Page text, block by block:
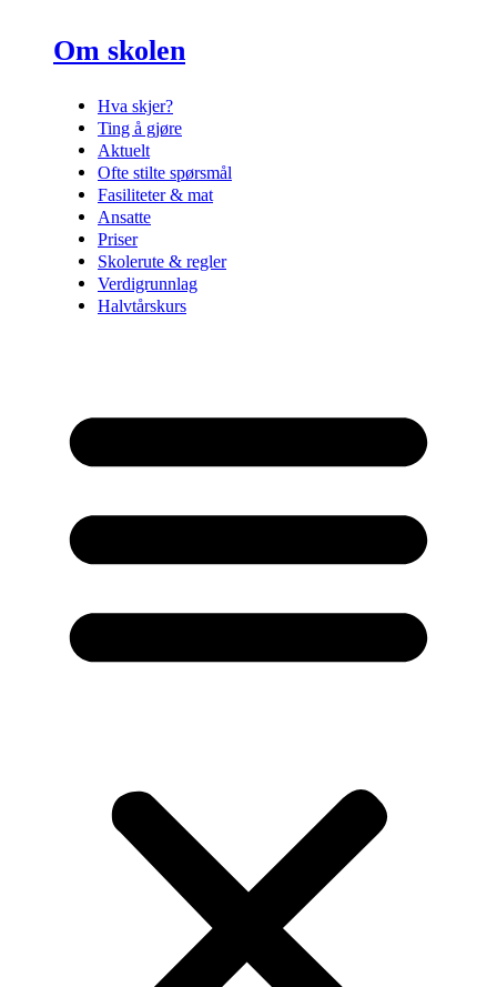
Om skolen
Hva skjer?
Ting å gjøre
Aktuelt
Ofte stilte spørsmål
Fasiliteter & mat
Ansatte
Priser
Skolerute & regler
Verdigrunnlag
Halvtårskurs